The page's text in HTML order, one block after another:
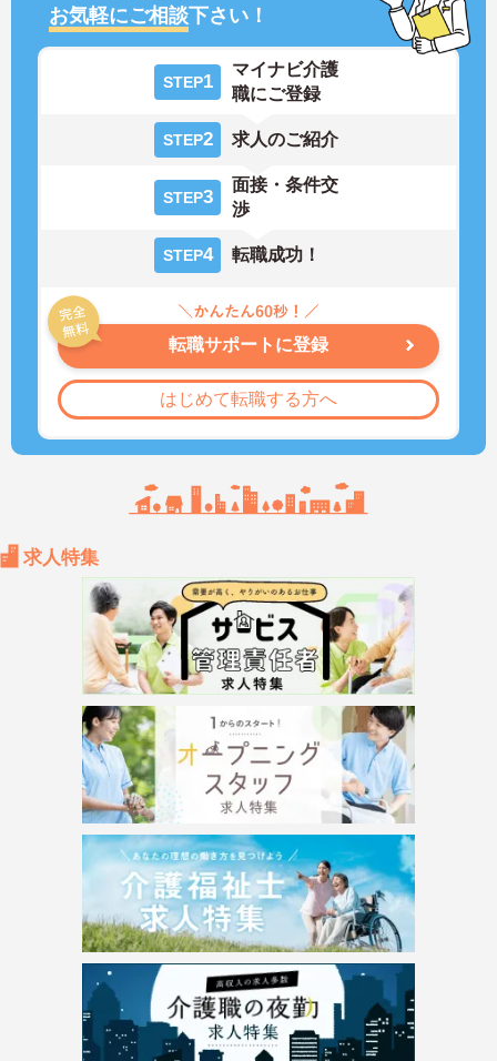
お気軽にご相談下さい！
STEP1
マイナビ介護
職にご登録
STEP2 求人のご紹介
STEP3
面接・条件交
渉
STEP4 転職成功！
転職サポートに登録
はじめて転職する方へ
求人特集